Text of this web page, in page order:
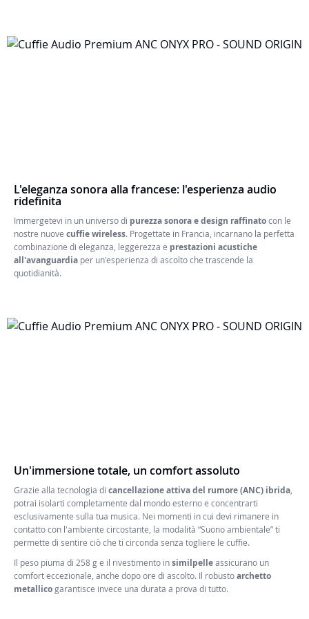
L'eleganza sonora alla francese: l'esperienza audio
ridefinita
Immergetevi in un universo di purezza sonora e design raffinatocon le
nostre nuove cuffie wireless. Progettate in Francia, incarnano la perfetta
combinazione di eleganza, leggerezza e prestazioni acustiche
all'avanguardia per un'esperienza di ascolto che trascende la
quotidianità.
Un'immersione totale, un comfort assoluto
Grazie alla tecnologia di cancellazione attiva del rumore (ANC) ibrida,
potrai isolarti completamente dal mondo esterno e concentrarti
esclusivamente sulla tua musica. Nei momenti in cui devi rimanere in
contatto con l'ambiente circostante, la modalità “Suono ambientale” ti
permette di sentire ciò che ti circonda senza togliere le cuffie.
Il peso piuma di 258 g e il rivestimento insimilpelleassicurano un
comfort eccezionale, anche dopo ore di ascolto. Il robustoarchetto
metallicogarantisce invece una durata a prova di tutto.